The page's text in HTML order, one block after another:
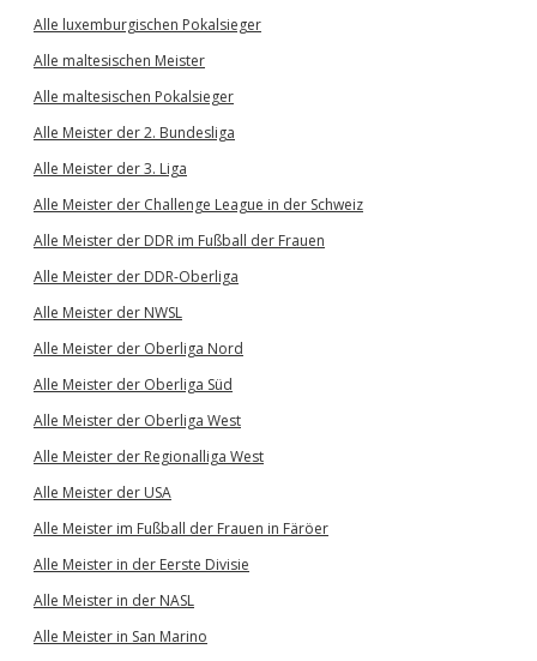
Alle luxemburgischen Pokalsieger
Alle maltesischen Meister
Alle maltesischen Pokalsieger
Alle Meister der 2. Bundesliga
Alle Meister der 3. Liga
Alle Meister der Challenge League in der Schweiz
Alle Meister der DDR im Fußball der Frauen
Alle Meister der DDR-Oberliga
Alle Meister der NWSL
Alle Meister der Oberliga Nord
Alle Meister der Oberliga Süd
Alle Meister der Oberliga West
Alle Meister der Regionalliga West
Alle Meister der USA
Alle Meister im Fußball der Frauen in Färöer
Alle Meister in der Eerste Divisie
Alle Meister in der NASL
Alle Meister in San Marino